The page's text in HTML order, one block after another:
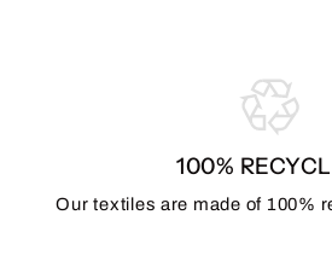
100%
Our textiles are made of 100%